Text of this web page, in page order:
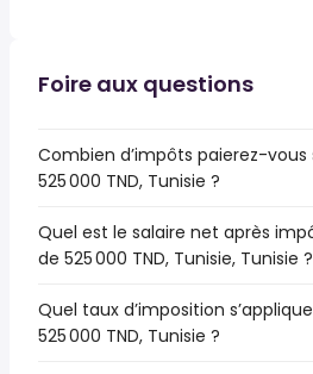
Foire aux questions
Combien d’impôts paierez-vous
525 000 TND, Tunisie ?
Quel est le salaire net après
de 525 000 TND, Tunisie, Tunisie ?
Quel taux d’imposition
525 000 TND, Tunisie ?